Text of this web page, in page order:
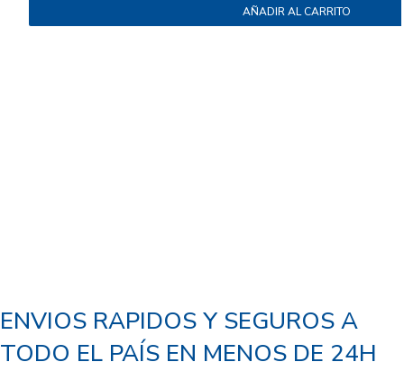
AÑADIR AL CARRITO
ENVIOS RAPIDOS Y SEGUROS A
TODO EL PAÍS EN MENOS DE 24H